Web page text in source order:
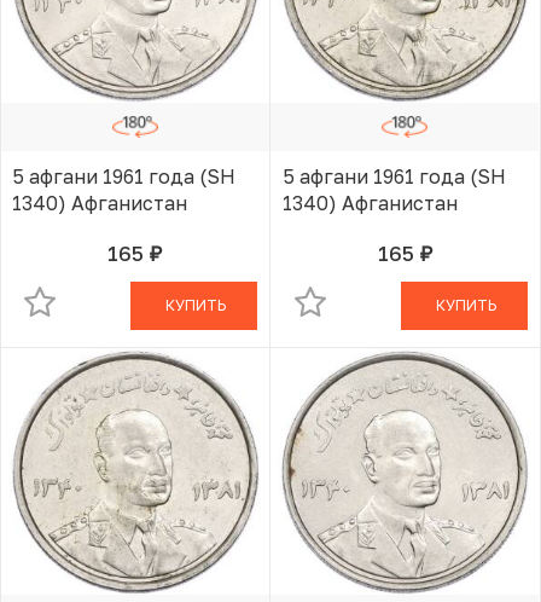
5 афгани 1961 года (SH
1340) Афганистан
165 руб.В КОРЗИНЕ
КУПИТЬ
5 афгани 1961 года (SH
1340) Афганистан
165 руб.В КОРЗИНЕ
КУПИТЬ